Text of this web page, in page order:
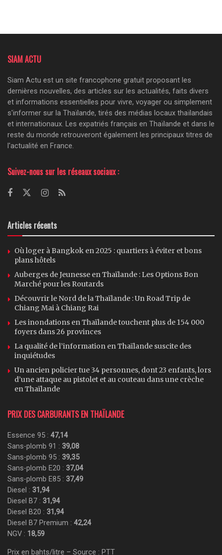
SIAM ACTU
Siam Actu est un site francophone gratuit proposant les
dernières nouvelles, des articles sur les actualités, faits divers
et informations essentielles pour vivre, voyager ou simplement
s'informer sur la Thaïlande, tirés des médias locaux thaïlandais
et internationaux. Les expatriés français en Thaïlande et dans le
reste du monde retrouveront également les principaux titres de
l'actualité en France.
Suivez-nous sur les réseaux sociaux :
Articles récents
Où loger à Bangkok en 2025 : quartiers à éviter et bons
plans hôtels
Auberges de Jeunesse en Thaïlande : Les Options Bon
Marché pour les Routards
Découvrir le Nord de la Thaïlande : Un Road Trip de
Chiang Mai à Chiang Rai
Les inondations en Thaïlande touchent plus de 154 000
foyers dans 26 provinces
La qualité de l’information en Thaïlande suscite des
inquiétudes
Un ancien policier tue 34 personnes, dont 23 enfants, lors
d’une attaque au pistolet et au couteau dans une crèche
en Thaïlande
PRIX DES CARBURANTS EN THAÏLANDE
Essence 95 : 47,14
Sans-plomb 91 : 39,08
Sans-plomb 95 : 39,35
Sans-plomb E20 : 37,04
Sans-plomb E85 : 37,49
Diesel : 31,94
Diesel B7 : 31,94
Diesel B20 : 31,94
Diesel B7 Premium : 42,24
NGV : 18,59
Prix en bahts/litre – Source : PTT